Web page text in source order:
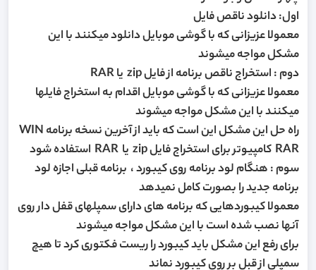
اول: دانلود ناقص فایل
معمولا عزیزانی که با گوشی موبایل دانلود میکنند با این
مشکل مواجه میشوند
دوم : استخراج ناقص برنامه از فایل zip یا RAR
معمولا عزیزانی که با گوشی موبایل اقدام به استخراج فایلها
میکنند با این مشکل مواجه میشوند
راه حل این مشکل این است که باید از آخرین نسخه برنامه WIN
RAR کامپیوتر برای استخراج فایل zip یا RAR استفاده شود
سوم : هنگام لود برنامه روی کیبورد ، برنامه قبلی اجازه لود
برنامه جدید را بصورت کامل نمیدهد
معمولا کیبوردهایی که برنامه های دارای سمپلهای قفل دار روی
آنها نصب شده است با این مشکل مواجه میشوند
برای رفع این مشکل باید کیبورد را ریست فکتوری کرد تا هیچ
سمپلی از قبل بر روی کیبورد نماند